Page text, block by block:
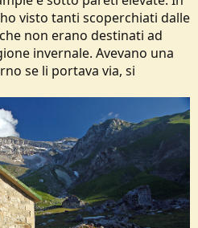
visto tanti scoperchiati dalle
non erano destinati ad
invernale. Avevano una
se li portava via, si